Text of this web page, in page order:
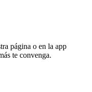
página o en la app
te convenga.